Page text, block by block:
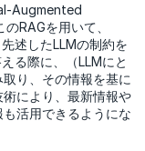
Augmented
RAGを用いて、
述したLLMの制約を
る際に、（LLMにと
り、その情報を基に
により、最新情報や
活用できるようにな